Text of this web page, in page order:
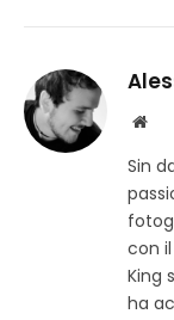
S
t
o
w
Sin
con
King
ha